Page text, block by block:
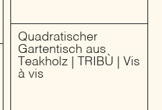
Quadratischer
Gartentisch aus
Teakholz | TRIBÙ | Vis
à vis